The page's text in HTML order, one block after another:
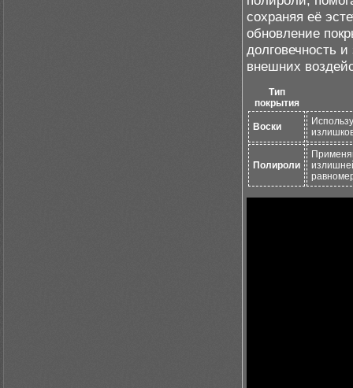
сохраняя её
обновление
долговечность
внешних
Тип
покрытия
Воски
Полироли